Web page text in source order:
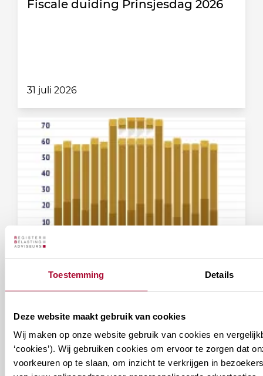
Toestemming Details
Deze website maakt gebruik van cookies
Wij maken op onze website gebruik van cookies en
‘cookies’). Wij gebruiken cookies om ervoor te zorgen dat
voorkeuren op te slaan, om inzicht te verkrijgen in
Fiscale duiding Prinsjesdag 2026
31 juli 2026
Doe mee met de Prinsjesdag
Peiling 2026!
30 juli 2026